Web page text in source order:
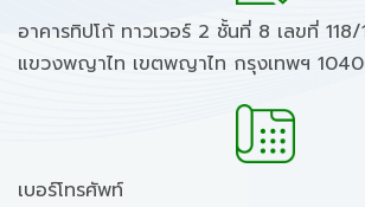
อาคารทิปโก้ ทาวเวอร์ 2 ชั้นที่ 8 เลขที่
แขวงพญาไท เขตพญาไท กรุงเทพฯ
เบอร์โทรศัพท์